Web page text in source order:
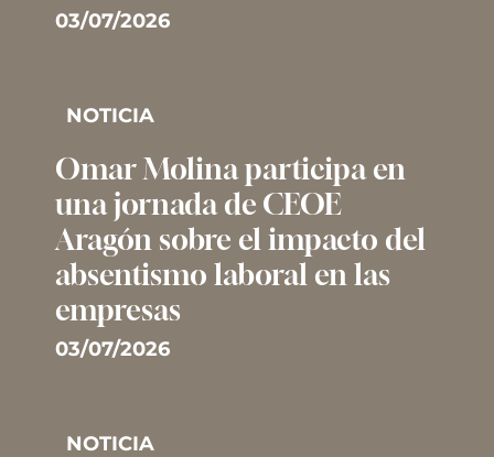
03/07/2026
NOTICIA
Omar Molina participa en
una jornada de CEOE
Aragón sobre el impacto del
absentismo laboral en las
empresas
03/07/2026
NOTICIA